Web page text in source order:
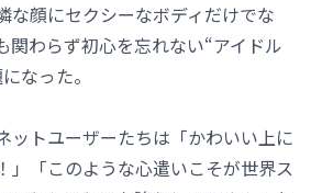
な顔にセクシーなボディだけでな
関わらず初心を忘れない“アイドル
なった。
ットユーザーたちは「かわいい上に
」「このような心遣いこそが世界ス